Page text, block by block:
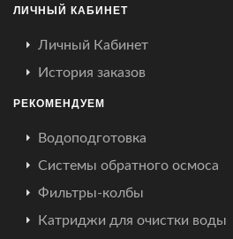
ЛИЧНЫЙ КАБИНЕТ
Личный Кабинет
История заказов
РЕКОМЕНДУЕМ
Водоподготовка
Системы обратного осмоса
Фильтры-колбы
Катриджи для очистки воды